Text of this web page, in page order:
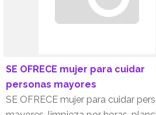
SE OFRECE mujer para cuidar
personas mayores
SE OFRECE mujer para cuidar